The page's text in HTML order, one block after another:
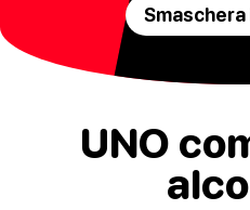
Smaschera
UNO